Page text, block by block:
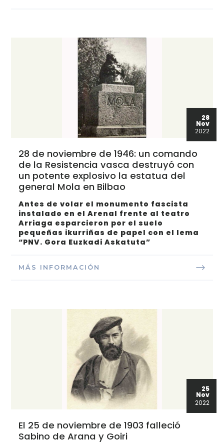
28
Nov
2022
28 de noviembre de 1946: un comando
de la Resistencia vasca destruyó con
un potente explosivo la estatua del
general Mola en Bilbao
Antes de volar el monumento fascista
instalado en el Arenal frente al teatro
Arriaga esparcieron por el suelo
pequeñas ikurriñas de papel con el lema
“PNV. Gora Euzkadi Askatuta”
MÁS INFORMACIÓN
25
Nov
2022
El 25 de noviembre de 1903 falleció
Sabino de Arana y Goiri